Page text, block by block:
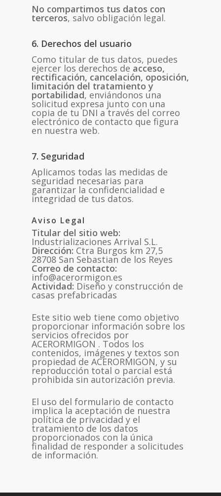
No compartimos tus datos con
terceros, salvo obligación legal.
6. Derechos del usuario
Como titular de tus datos, puedes
ejercer los derechos de acceso,
rectificación, cancelación, oposición,
limitación del tratamiento y
portabilidad, enviándonos una
solicitud expresa junto con una
copia de tu DNI a través del correo
electrónico de contacto que figura
en nuestra web.
7. Seguridad
Aplicamos todas las medidas de
seguridad necesarias para
garantizar la confidencialidad e
integridad de tus datos.
Aviso Legal
Titular del sitio web:
Industrializaciones Arrival S.L.
Dirección: Ctra Burgos km 27,5
28708 San Sebastian de los Reyes
Correo de contacto:
info@acerormigon.es
Actividad: Diseño y construcción de
casas prefabricadas
Este sitio web tiene como objetivo
proporcionar información sobre los
servicios ofrecidos por
ACERORMIGON . Todos los
contenidos, imágenes y textos son
propiedad de ACERORMIGON, y su
reproducción total o parcial está
prohibida sin autorización previa.
El uso del formulario de contacto
implica la aceptación de nuestra
política de privacidad y el
tratamiento de los datos
proporcionados con la única
finalidad de responder a solicitudes
de información.